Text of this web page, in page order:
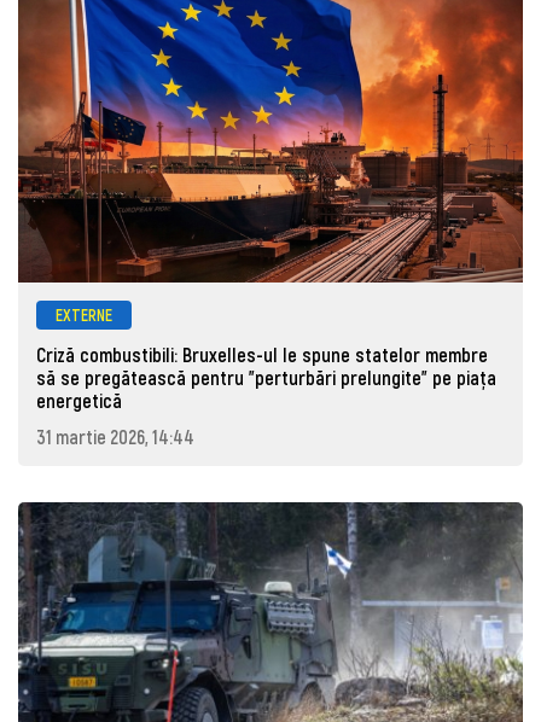
EXTERNE
Criză combustibili: Bruxelles-ul le spune statelor membre
să se pregătească pentru "perturbări prelungite" pe piața
energetică
31 martie 2026, 14:44